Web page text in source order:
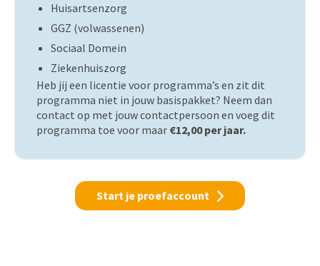
Huisartsenzorg
GGZ (volwassenen)
Sociaal Domein
Ziekenhuiszorg
Heb jij een licentie voor programma’s en zit dit
programma niet in jouw basispakket? Neem dan
contact op met jouw contactpersoon en voeg dit
programma toe voor maar €12,00 per jaar.
Start je proefaccount